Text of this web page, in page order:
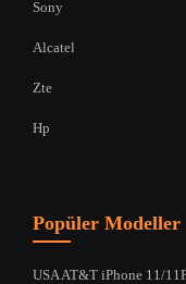
Sony
Alcatel
Zte
Hp
Popüler Modeller
USA AT&T iPhone 11/